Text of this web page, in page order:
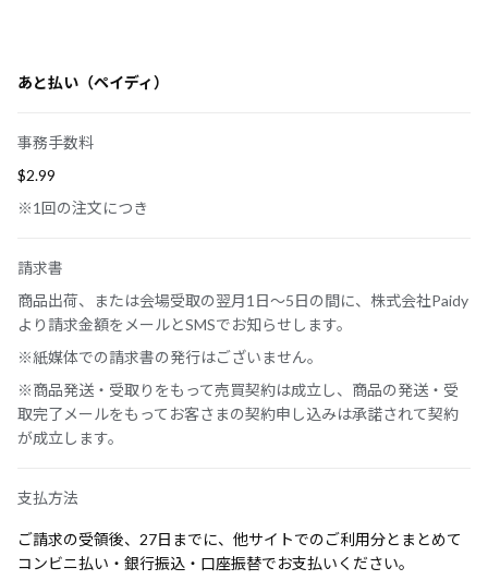
あと払い（ペイディ）
事務手数料
$‌2.99
※1回の注文につき
請求書
商品出荷、または会場受取の翌月1日～5日の間に、株式会社Paidy
より請求金額をメールとSMSでお知らせします。
※紙媒体での請求書の発行はございません。
※商品発送・受取りをもって売買契約は成立し、商品の発送・受
取完了メールをもってお客さまの契約申し込みは承諾されて契約
が成立します。
支払方法
ご請求の受領後、27日までに、他サイトでのご利用分とまとめて
コンビニ払い・銀行振込・口座振替でお支払いください。